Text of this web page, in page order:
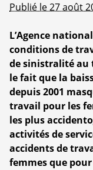
Publié le 27 août
L’Agence
conditions de
de sinistralité au
le fait que la
depuis 2001
travail pour les
les plus
activités de
accidents de
femmes que